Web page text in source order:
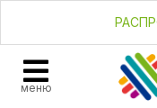
меню